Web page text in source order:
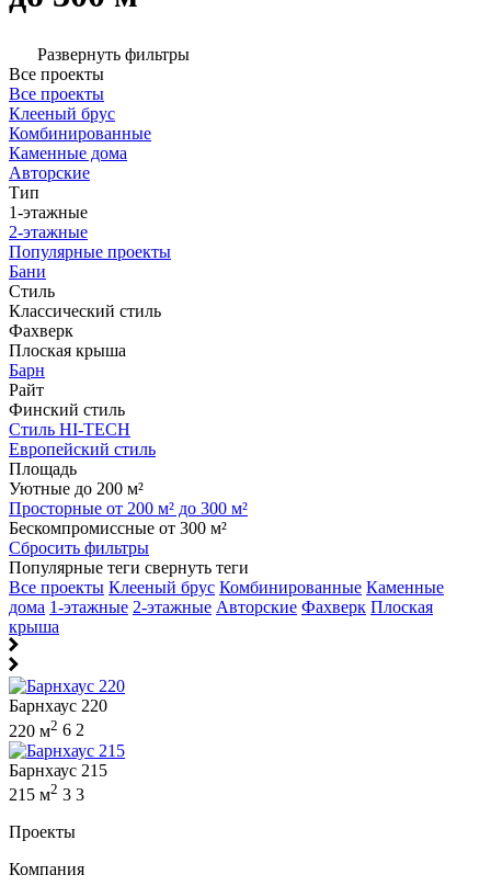
Развернуть фильтры
Все проекты
Все проекты
Клееный брус
Комбинированные
Каменные дома
Авторские
Тип
1-этажные
2-этажные
Популярные проекты
Бани
Стиль
Классический стиль
Фахверк
Плоская крыша
Барн
Райт
Финский стиль
Стиль HI-TECH
Европейский стиль
Площадь
Уютные до 200 м²
Просторные от 200 м² до 300 м²
Бескомпромиссные от 300 м²
Сбросить фильтры
Популярные теги свернуть теги
Все проекты Клееный брус Комбинированные Каменные
дома 1-этажные 2-этажные Авторские Фахверк Плоская
крыша
Барнхаус 220
220 м2 6 2
Барнхаус 215
215 м2 3 3
Проекты
Компания